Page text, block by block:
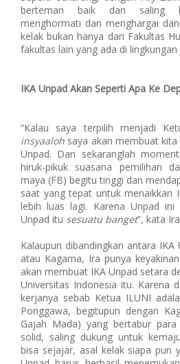
berteman baik dan saling
menghormati dan menghargai
kelak bukan hanya dari Fakultas
fakultas lain yang ada di lingkungan
IKA Unpad Akan Seperti Apa Ke
“Kalau saya terpilih menjadi
insyaaloh saya akan membuat
Unpad. Dan sekaranglah
hiruk-pikuk suasana pemilihan
maya (FB) begitu tinggi dan
saat yang tepat untuk menaikkan
lebih luas lagi. Karena Unpad
Unpad itu sesuatu banget”, kata
Kalaupun dibandingkan antara IKA
atau Kagama, Ira punya
akan membuat IKA Unpad setara
Universitas Indonesia itu. Karena
kerjanya sebab Ketua ILUNI
Ponggawa, begitupun dengan
Gajah Mada) yang bertabur
solid, saling dukung untuk
bisa sejajar, asal kelak siapa pun